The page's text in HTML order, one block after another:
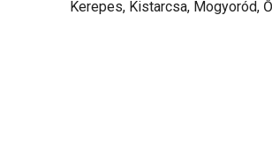
Kerepes, Kistarcsa, Mogyoród,